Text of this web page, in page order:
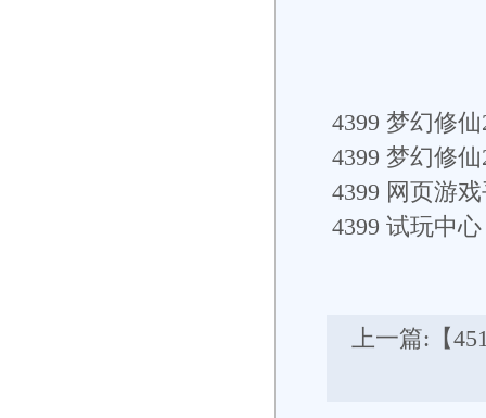
4399 梦幻修仙
4399 梦幻修
4399 网页游
4399 试玩中心
上一篇: 【